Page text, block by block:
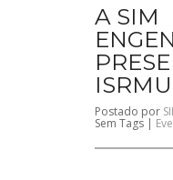
A SIM
ISRMU
Postado por
Sem Tags |